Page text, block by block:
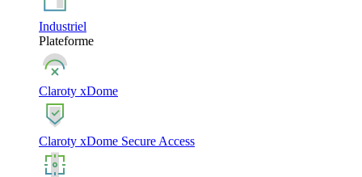
Industriel
Plateforme
Claroty xDome
Claroty xDome Secure Access